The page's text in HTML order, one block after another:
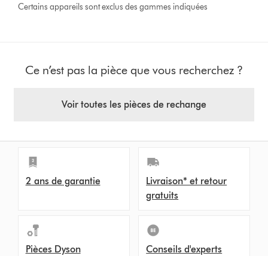
Certains appareils sont exclus des gammes indiquées
Ce n’est pas la pièce que vous recherchez ?
Voir toutes les pièces de rechange
2 ans de garantie
Livraison* et retour
gratuits
Pièces Dyson
Conseils d'experts